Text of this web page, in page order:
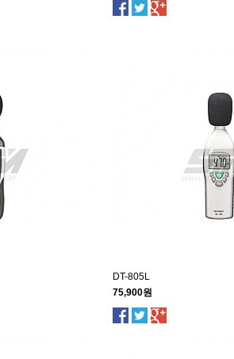
DT-805L
75,900원